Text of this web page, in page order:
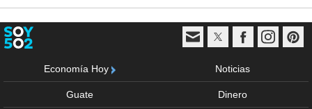
Economía Hoy Noticias
Guate Dinero